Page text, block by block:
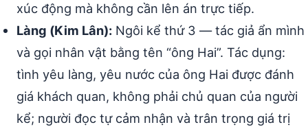
xúc động mà không cần lên án trực tiếp.
Làng (Kim Lân): Ngôi kể thứ 3 — tác giả ẩn mình
và gọi nhân vật bằng tên “ông Hai”. Tác dụng:
tình yêu làng, yêu nước của ông Hai được đánh
giá khách quan, không phải chủ quan của người
kể; người đọc tự cảm nhận và trân trọng giá trị